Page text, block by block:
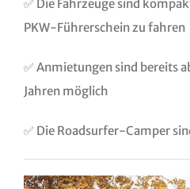
✅ Die Fahrzeuge sind
PKW-Führerschein zu fahren
✅ Anmietungen sind bereits
Jahren möglich
✅ Die Roadsurfer-Camper